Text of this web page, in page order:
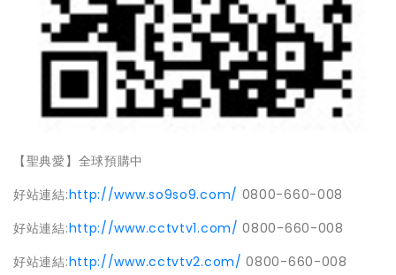
【聖典愛】全球預購中
好站連結:http://www.so9so9.com/ 0800-660-008
好站連結:http://www.cctvtv1.com/ 0800-660-008
好站連結:http://www.cctvtv2.com/ 0800-660-008